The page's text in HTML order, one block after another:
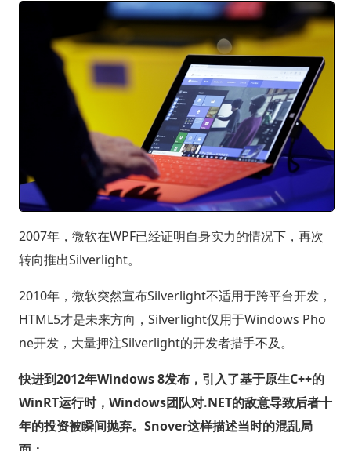
2007年，微软在WPF已经证明自身实力的情况下，再次
转向推出Silverlight。
2010年，微软突然宣布Silverlight不适用于跨平台开发，
HTML5才是未来方向，Silverlight仅用于Windows Pho
ne开发，大量押注Silverlight的开发者措手不及。
快进到2012年Windows 8发布，引入了基于原生C++的
WinRT运行时，Windows团队对.NET的敌意导致后者十
年的投资被瞬间抛弃。Snover这样描述当时的混乱局